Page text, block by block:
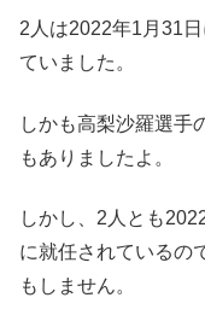
2人は2022年1月31
ていました。
しかも高梨沙羅選手
もありましたよ。
しかし、2人とも
に就任されているの
もしません。